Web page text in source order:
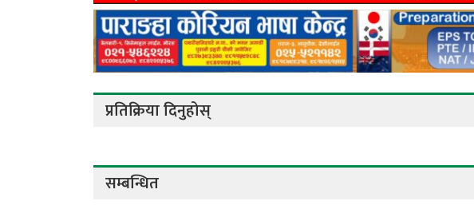
प्रतिक्रिया दिनुहोस्
सम्बन्धित